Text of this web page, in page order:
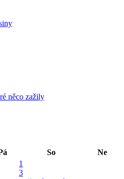
něco zažily
So Ne
1
3